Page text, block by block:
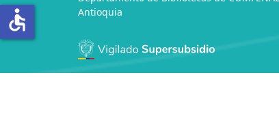
Antioquia
accessible